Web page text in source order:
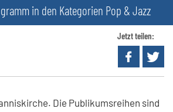
in den Kategorien Pop & Jazz
Jetzt teilen:
Die Publikumsreihen sind